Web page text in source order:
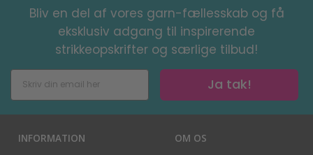
Bliv en del af vores garn-fællesskab og få
eksklusiv adgang til inspirerende
strikkeopskrifter og særlige tilbud!
Ja tak!
INFORMATION OM OS